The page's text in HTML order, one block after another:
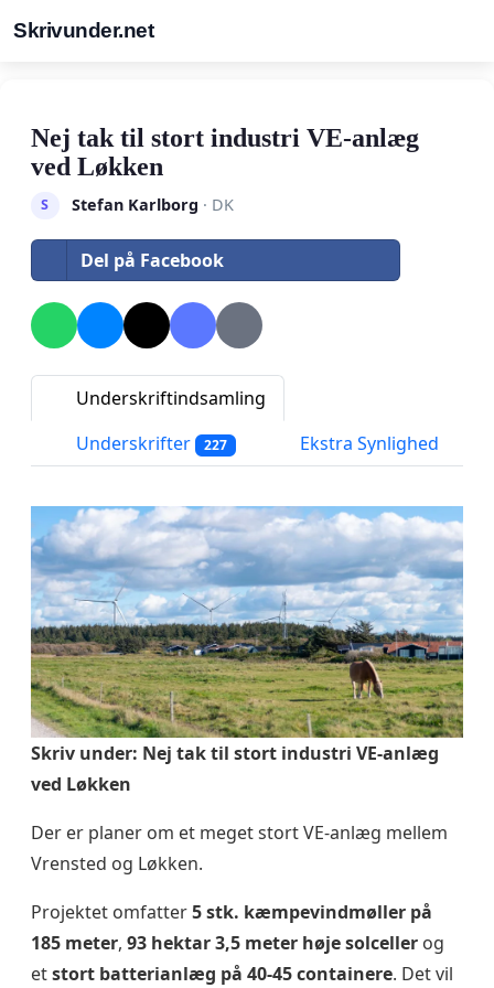
Skrivunder.net
Nej tak til stort industri VE-anlæg
ved Løkken
S Stefan Karlborg · DK
Del på Facebook
Underskriftindsamling
Underskrifter
227 Ekstra Synlighed
Skriv under: Nej tak til stort industri VE-anlæg
ved Løkken
Der er planer om et meget stort VE-anlæg mellem
Vrensted og Løkken.
Projektet omfatter5 stk. kæmpevindmøller på
185 meter, 93 hektar 3,5 meter høje solceller og
etstort batterianlæg på 40-45 containere. Det vil